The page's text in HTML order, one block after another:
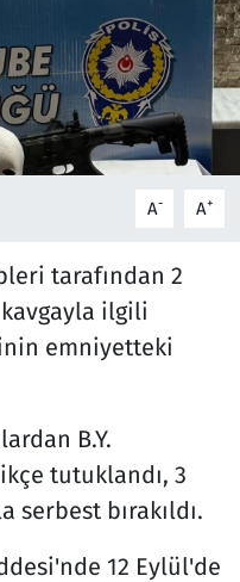
A- A+
tarafından 2
ilgili
emniyetteki
B.Y.
tutuklandı, 3
serbest bırakıldı.
12 Eylül'de